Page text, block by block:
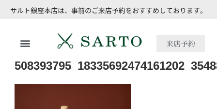
サルト銀座本店は、事前のご来店予約をおすすめしております。
来店予約